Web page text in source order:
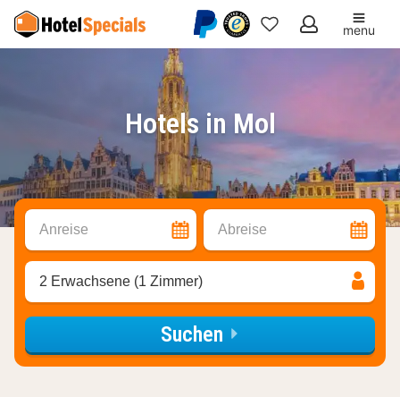
Meine
menu
Hotels in Mol
Anreise Abreise
2 Erwachsene (1 Zimmer)
Suchen